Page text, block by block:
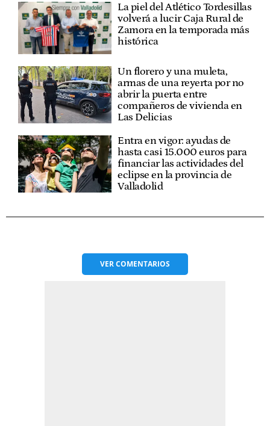
La piel del Atlético Tordesillas
volverá a lucir Caja Rural de
Zamora en la temporada más
histórica
Un florero y una muleta,
armas de una reyerta por no
abrir la puerta entre
compañeros de vivienda en
Las Delicias
Entra en vigor: ayudas de
hasta casi 15.000 euros para
financiar las actividades del
eclipse en la provincia de
Valladolid
VERCOMENTARIOS